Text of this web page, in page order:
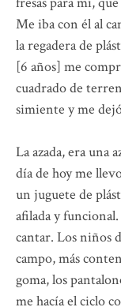
Me iba con él al
la regadera de
[6 años] me
cuadrado de
simiente y me
La azada, era una
día de hoy me
un juguete de
afilada y
cantar. Los niños
campo, más
goma, los
me hacía el ciclo